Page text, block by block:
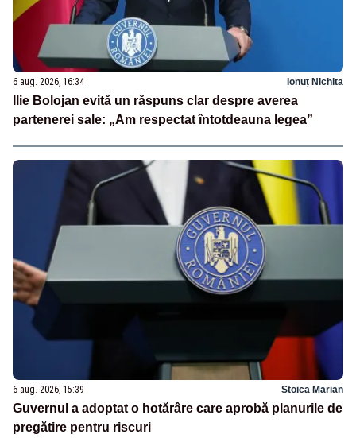
6 aug. 2026, 16:34 Ionuț Nichita
Ilie Bolojan evită un răspuns clar despre averea
partenerei sale: „Am respectat întotdeauna legea”
6 aug. 2026, 15:39 Stoica Marian
Guvernul a adoptat o hotărâre care aprobă planurile de
pregătire pentru riscuri